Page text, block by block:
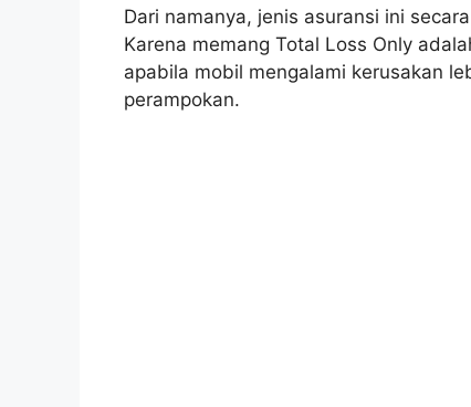
Dari namanya, jenis asuransi ini
Karena memang Total Loss Only
apabila mobil mengalami kerusakan
perampokan.